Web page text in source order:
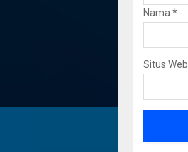
Nama *
Situs Web